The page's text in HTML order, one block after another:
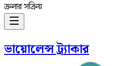
ক্রলার সক্রিয়
ভায়োলেন্সট্র্যাকার